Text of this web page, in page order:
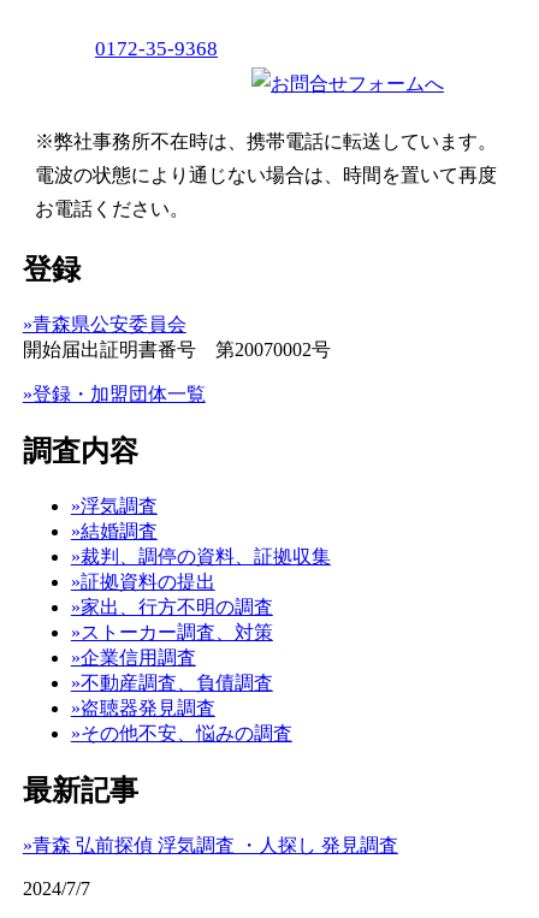
0172-35-9368
※弊社事務所不在時は、携帯電話に転送しています。
電波の状態により通じない場合は、時間を置いて再度
お電話ください。
登録
»青森県公安委員会
開始届出証明書番号 第20070002号
»登録・加盟団体一覧
調査内容
»浮気調査
»結婚調査
»裁判、調停の資料、証拠収集
»証拠資料の提出
»家出、行方不明の調査
»ストーカー調査、対策
»企業信用調査
»不動産調査、負債調査
»盗聴器発見調査
»その他不安、悩みの調査
最新記事
»青森 弘前探偵 浮気調査 ・人探し 発見調査
2024/7/7